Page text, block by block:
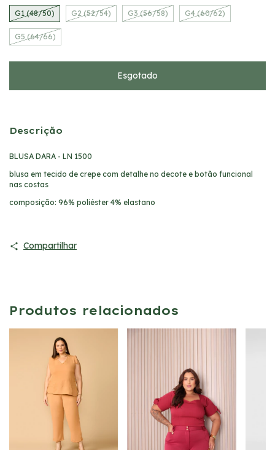
G1 (48/50) G2 (52/54) G3 (56/58) G4 (60/62)
G5 (64/66)
Descrição
BLUSA DARA - LN 1500
blusa em tecido de crepe com detalhe no decote e botão funcional
nas costas
composição: 96% poliéster 4% elastano
Compartilhar
Produtos relacionados